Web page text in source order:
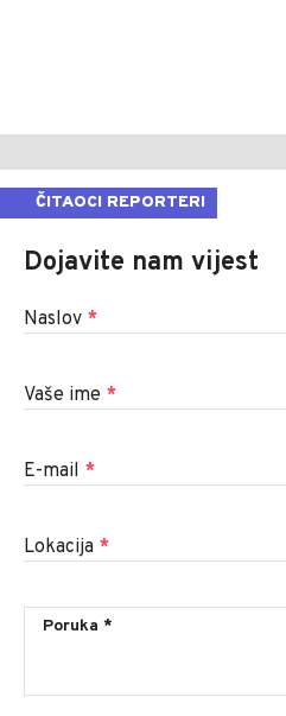
ČITAOCI REPORTERI
Dojavite nam vijest
Naslov *
Vaše ime *
E-mail *
Lokacija *